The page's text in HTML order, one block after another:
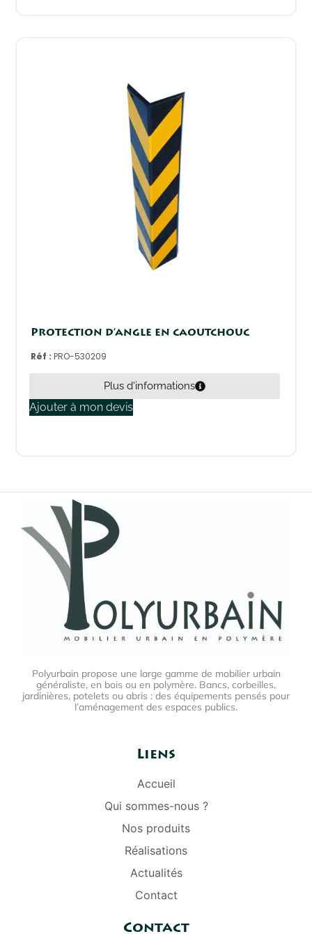
Protection d’angle en caoutchouc
Réf :PRO-530209
Plus d'informations
Ajouter à mon devis
Polyurbain propose une large gamme de mobilier urbain
généraliste, en bois ou en polymère. Bancs, corbeilles,
jardinières, potelets ou abris : des équipements pensés pour
l’aménagement des espaces publics.
Liens
Accueil
Qui sommes-nous ?
Nos produits
Réalisations
Actualités
Contact
Contact